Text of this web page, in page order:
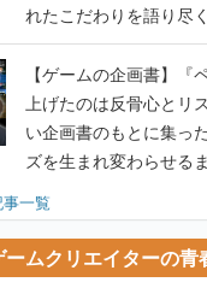
れたこだわりを語り尽
画書】
【ゲームの企画書】『
上げたのは反骨心とリ
い企画書のもとに集っ
ズを生まれ変わらせる
ビュー】
一覧
ムクリエイターの青